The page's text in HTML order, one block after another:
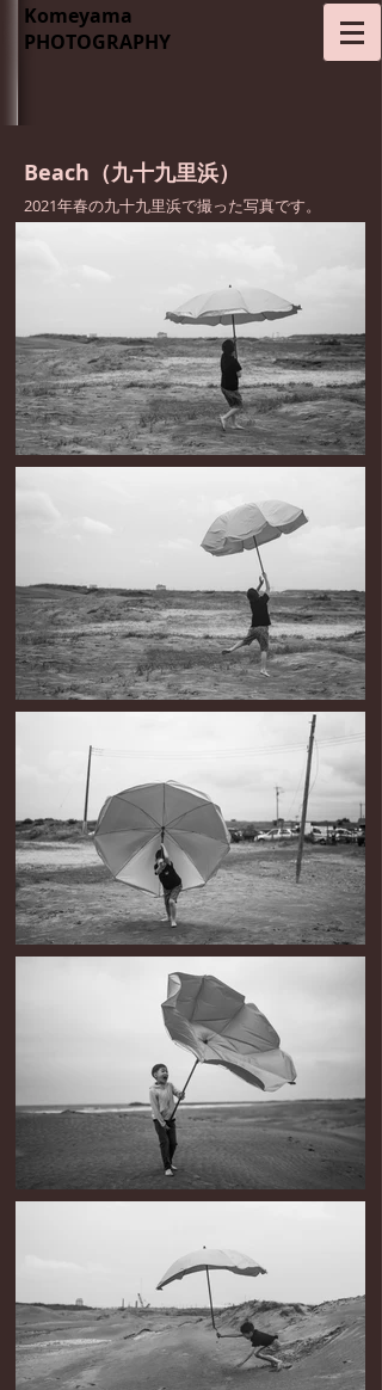
​Komeyama
PHOTOGRAPHY
Beach（九十九里浜）
2021年春の九十九里浜で撮った写真です。